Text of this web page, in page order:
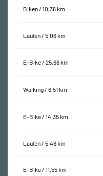
Biken / 10,36 km
Laufen / 5,06 km
E-Bike / 25,66 km
Walking / 6,51 km
E-Bike / 14,35 km
Laufen / 5,46 km
E-Bike / 11,55 km